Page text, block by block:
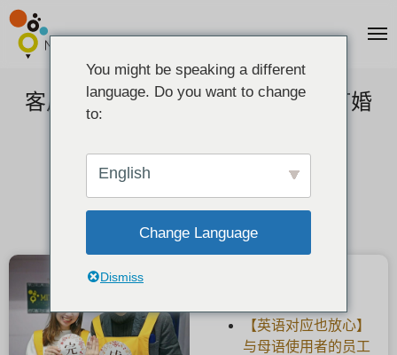
客户反馈] K18香槟金手工制作的订婚
【英语对应也放心】
与母语使用者的员工
You might be speaking a different
language. Do you want to change
to:
English
Change Language
Dismiss